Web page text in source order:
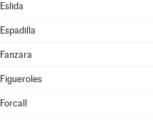
Eslida
Espadilla
Fanzara
Figueroles
Forcall